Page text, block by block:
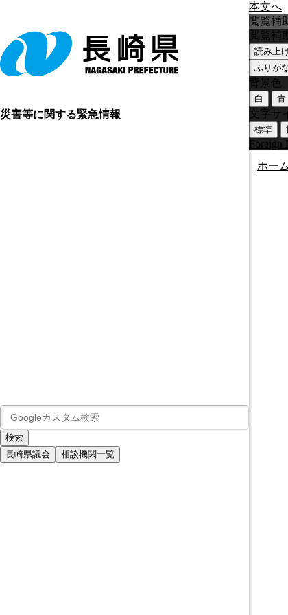
本文へ
災害等に関する緊急情報
長崎県議会 相談機関一覧
閲覧補
閲覧補
読み上
ふりが
背景色
白 青
文字サ
標準
Foreign
ホーム